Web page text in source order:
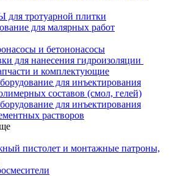
тротуарной плитки
для малярных работ
и бетононасосы
для нанесения гидроизоляции
и комплектующие
для инъектирования
составов (смол, гелей)
для инъектирования
растворов
пистолет и монтажные патроны,